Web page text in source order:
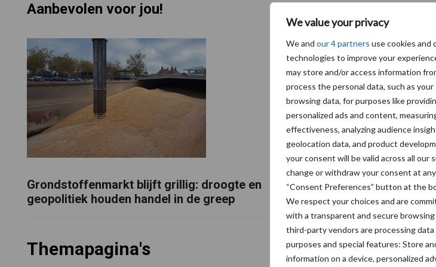
We value your privacy
We and our 4 partners use cookies and
technologies to improve your
may store and/or access information
process the personal data, such as your
browsing data, for purposes like
personalized ads and content,
effectiveness, analyzing audience
geolocation data, and product
your consent will be valid across all our
change or withdraw your consent at
“Consent Preferences” button at the
We respect your choices and are
with a transparent and secure
third-party vendors are processing
purposes and special features: Store
information on a device, personalized
Aanbevolen voor jou!
Grondstoffenmarkt blijft grillig: droogte en
geopolitiek houden handel in de greep
De speenhuid: een vaak
risicofactor voor mastitis
Themapagina's